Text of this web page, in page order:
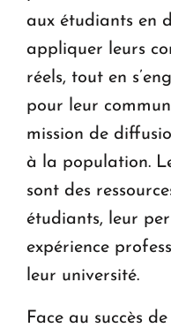
aux étudiants en
appliquer leurs
réels, tout en
pour leur
mission de
à la population.
sont des
étudiants, leur
expérience
leur université.
Face au succès